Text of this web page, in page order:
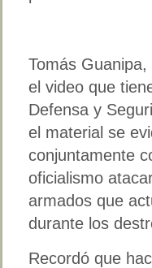
Tomás
el video que
Defensa y
el material se
conjuntamente
oficialismo
armados que
durante los
Recordó que